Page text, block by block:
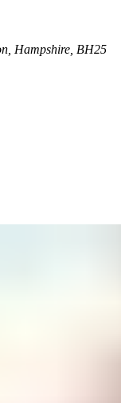
Hampshire, BH25